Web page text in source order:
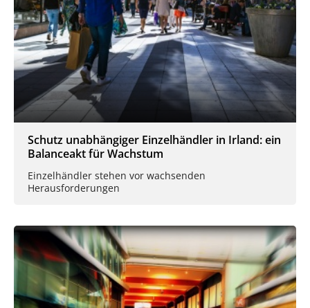
Schutz unabhängiger Einzelhändler in Irland: ein
Balanceakt für Wachstum
Einzelhändler stehen vor wachsenden
Herausforderungen